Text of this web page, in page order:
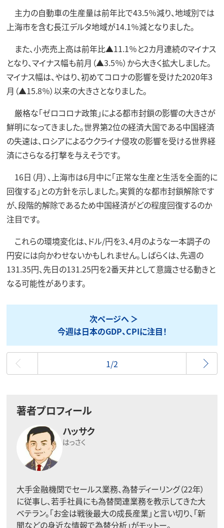
主力の自動車の生産量は前年比で43.5％減り、地域別では
上海市を含む長江デルタ地域が14.1％減となりました。
また、小売売上高は前年比▲11.1％と2カ月連続のマイナス
となり、マイナス幅も前月（▲3.5％）から大きく拡大しました。
マイナス幅は、やはり、初めてコロナの影響を受けた2020年3
月（▲15.8％）以来の大きさとなりました。
厳格な「ゼロコロナ政策」による都市封鎖の影響の大きさが
鮮明になってきました。世界第2位の経済大国である中国経済
の失速は、ロシアによるウクライナ侵攻の影響を受ける世界経
済にさらなる打撃を与えそうです。
16日（月）、上海市は6月中に「正常な生産と生活を全面的に
回復する」との方針を示しました。実質的な都市封鎖解除です
が、段階的解除であるため中国経済がどの程度回復するのか
注目です。
これらの環境変化は、ドル/円を3、4月のような一本調子の
円安には向かわせないかもしれません。しばらくは、先週の
131.35円、先日の131.25円を2番天井として意識させる動きと
なる可能性があります。
次ページへ
今週は日本のGDP、CPIに注目！
最初
1/2
著者プロフィール
ハッサク
はっさく
大手金融機関でセールス業務、為替ディーリング（22年）
に従事し、若手社員にも為替関連業務を教示してきた大
ベテラン。「お金は戦後最大の成長産業」と言い切り、「新
聞などの身近な情報で為替分析」がモットー。